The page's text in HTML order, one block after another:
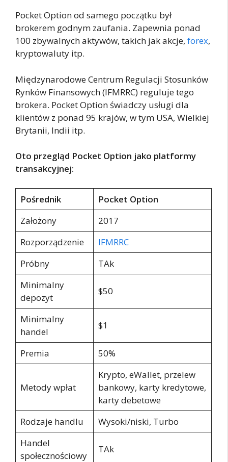
Pocket Option od samego początku był
brokerem godnym zaufania. Zapewnia ponad
100 zbywalnych aktywów, takich jak akcje, forex,
kryptowaluty itp.
Międzynarodowe Centrum Regulacji Stosunków
Rynków Finansowych (IFMRRC) reguluje tego
brokera. Pocket Option świadczy usługi dla
klientów z ponad 95 krajów, w tym USA, Wielkiej
Brytanii, Indii itp.
Oto przegląd Pocket Option jako platformy
transakcyjnej:
Pośrednik
Pocket Option
Założony
2017
Rozporządzenie
IFMRRC
Próbny
TAk
Minimalny
depozyt
$50
Minimalny
handel
$1
Premia 50%
Metody wpłat
Krypto, eWallet, przelew
bankowy, karty kredytowe,
karty debetowe
Rodzaje handlu
Wysoki/niski, Turbo
Handel
społecznościowy
TAk